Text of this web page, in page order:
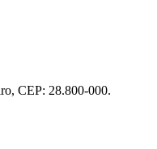
CEP: 28.800-000.